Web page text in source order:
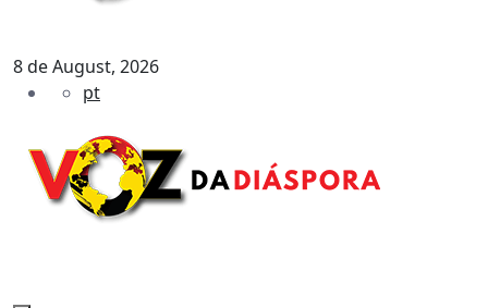
8 de August, 2026
pt